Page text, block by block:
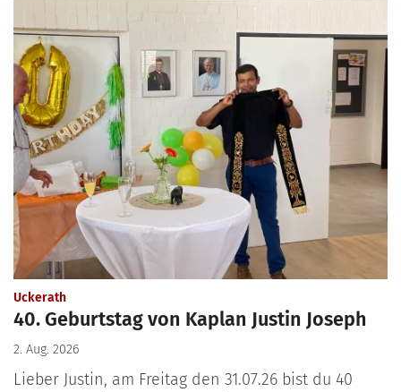
Uckerath:
40. Geburtstag von Kaplan Justin Joseph
2. Aug. 2026
Lieber Justin, am Freitag den 31.07.26 bist du 40